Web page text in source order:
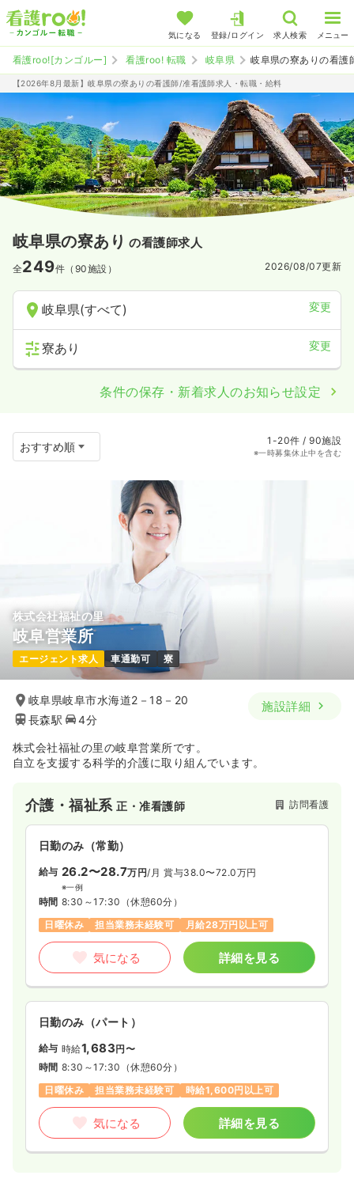
気になる 登録/ログイン 求人検索 メニュー
看護roo![カンゴルー] 看護roo! 転職 岐阜県 岐阜県の寮ありの看護
【2026年8月最新】岐阜県の寮ありの看護師/准看護師求人・転職・給料
岐阜県の寮あり の看護師求人
全249件（90施設） 2026/08/07更新
岐阜県(すべて) 変更
寮あり 変更
条件の保存・新着求人のお知らせ設定
1-20件 / 90施設
※一時募集休止中を含む
株式会社福祉の里
岐阜営業所
エージェント求人 車通勤可 寮
岐阜県岐阜市水海道2－18－20
長森駅
4分
施設詳細
株式会社福祉の里の岐阜営業所です。
自立を支援する科学的介護に取り組んでいます。
介護・福祉系正・准看護師 訪問看護
日勤のみ（常勤）
給与 26.2〜28.7万円/月 賞与38.0〜72.0万円
※一例
時間 8:30～17:30 （休憩60分）
日曜休み
担当業務未経験可 月給28万円以上可
気になる 詳細を見る
日勤のみ（パート）
給与 時給1,683円〜
時間 8:30～17:30 （休憩60分）
日曜休み
担当業務未経験可 時給1,600円以上可
気になる 詳細を見る